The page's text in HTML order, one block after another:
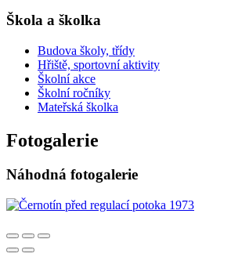
Škola a školka
Budova školy, třídy
Hřiště, sportovní aktivity
Školní akce
Školní ročníky
Mateřská školka
Fotogalerie
Náhodná fotogalerie